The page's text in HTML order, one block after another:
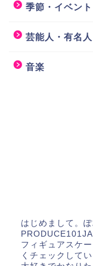
季節・イベント
芸能人・有名人
音楽
はじめまして。
フィギュアスケ
くチェックして